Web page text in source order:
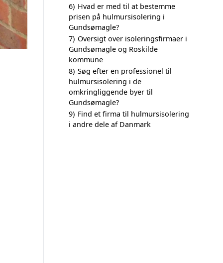
6) Hvad er med til at bestemme
prisen på hulmursisolering i
Gundsømagle?
7) Oversigt over isoleringsfirmaer i
Gundsømagle og Roskilde
kommune
8) Søg efter en professionel til
hulmursisolering i de
omkringliggende byer til
Gundsømagle?
9) Find et firma til hulmursisolering
i andre dele af Danmark